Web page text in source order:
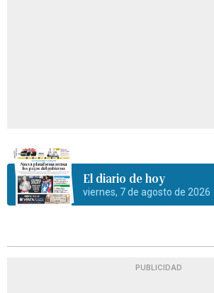
El diario de hoy
viernes, 7 de agosto de 2026
PUBLICIDAD